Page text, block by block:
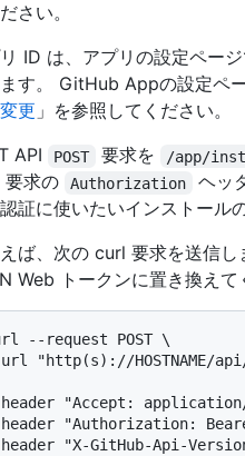
さい。
ID は、アプリの設定ペー
す。 GitHub Appの設定ペ
更 」を参照してください。
API
POST 要求を /app/
要求の
Authorization ヘッ
証に使いたいインストール
ば、次の curl 要求を送信し
Web トークンに置き換えて
--request POST \
"http(s)://HOSTNAME/
"Accept:
"Authorization: